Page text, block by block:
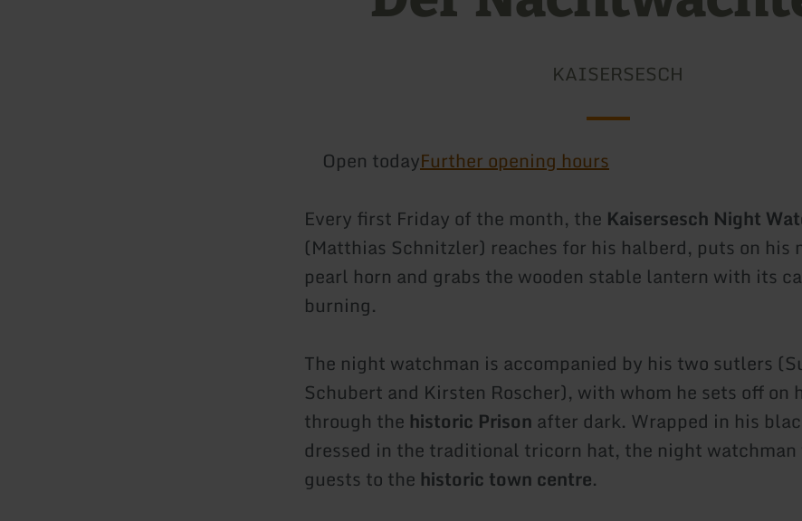
KAISERSESCH
Open todayFurther opening hours
Every first Friday of the month, the Kaisersesch Night
(Matthias Schnitzler) reaches for his halberd, puts on his
pearl horn and grabs the wooden stable lantern with its
burning.
The night watchman is accompanied by his two sutlers
Schubert and Kirsten Roscher), with whom he sets off on
through the historic Prison after dark. Wrapped in his
dressed in the traditional tricorn hat, the night watchman
guests to the historic town centre.